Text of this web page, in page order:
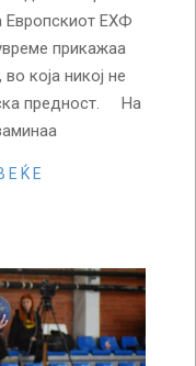
Европскиот ЕХФ
прикажаа
која никој не
предност. На